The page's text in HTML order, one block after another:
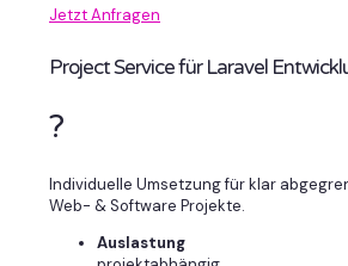
Jetzt Anfragen
Project Service für Laravel
?
Individuelle Umsetzung für klar
Web- & Software Projekte.
Auslastung